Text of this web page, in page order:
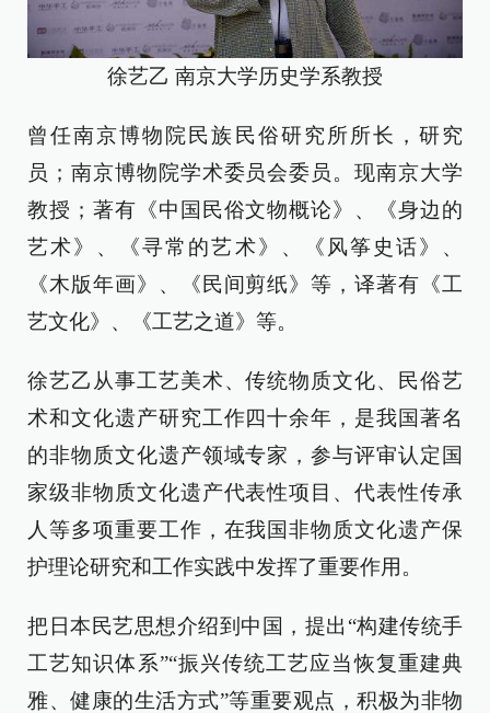
徐艺乙 南京大学历史学系教授
曾任南京博物院民族民俗研究所所长，研究
员；南京博物院学术委员会委员。现南京大学
教授；著有《中国民俗文物概论》、《身边的
艺术》、《寻常的艺术》、《风筝史话》、
《木版年画》、《民间剪纸》等，译著有《工
艺文化》、《工艺之道》等。
徐艺乙从事工艺美术、传统物质文化、民俗艺
术和文化遗产研究工作四十余年，是我国著名
的非物质文化遗产领域专家，参与评审认定国
家级非物质文化遗产代表性项目、代表性传承
人等多项重要工作，在我国非物质文化遗产保
护理论研究和工作实践中发挥了重要作用。
把日本民艺思想介绍到中国，提出“构建传统手
工艺知识体系”“振兴传统工艺应当恢复重建典
雅、健康的生活方式”等重要观点，积极为非物